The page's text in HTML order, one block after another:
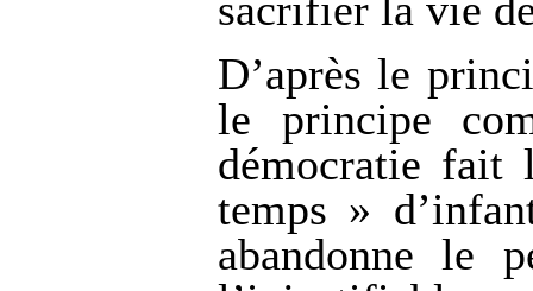
D’après le
le principe
démocratie fait
temps »
abandonne le